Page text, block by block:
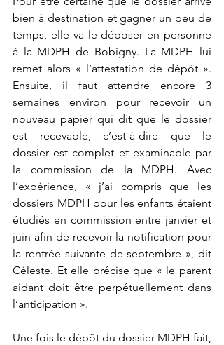
bien à destination et gagner un peu de
temps, elle va le déposer en personne
à la MDPH de Bobigny. La MDPH lui
remet alors « l’attestation de dépôt ».
Ensuite, il faut attendre encore 3
semaines environ pour recevoir un
nouveau papier qui dit que le dossier
est recevable, c’est-à-dire que le
dossier est complet et examinable par
la commission de la MDPH. Avec
l’expérience, « j’ai compris que les
dossiers MDPH pour les enfants étaient
étudiés en commission entre janvier et
juin afin de recevoir la notification pour
la rentrée suivante de septembre », dit
Céleste. Et elle précise que « le parent
aidant doit être perpétuellement dans
l’anticipation ».
Une fois le dépôt du dossier MDPH fait,